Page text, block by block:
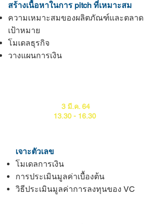
สร้างเนื้อหาในการ pitch ที่เหมาะสม
ความเหมาะสมของผลิตภัณฑ์และตลาด
เป้าหมาย
โมเดลธุรกิจ
วางแผนการเงิน
3 มี.ค. 64
13.30 - 16.30
เจาะตัวเลข
โมเดลการเงิน
การประเมินมูลค่าเบื้องต้น
วิธีประเมินมูลค่าการลงทุนของ VC